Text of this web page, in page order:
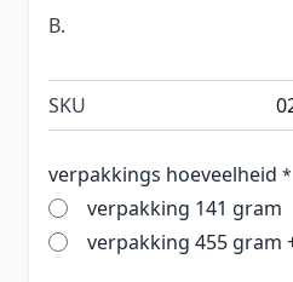
B.
SKU
verpakkings hoeveelheid *
verpakking 141 gram
verpakking 455 gram